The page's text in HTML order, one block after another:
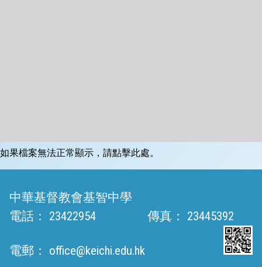
如果檔案無法正常顯示，請點擊此處。
中華基督教會基智中學
電話：
23422954 傳真： 23445392
電郵： office@keichi.edu.hk